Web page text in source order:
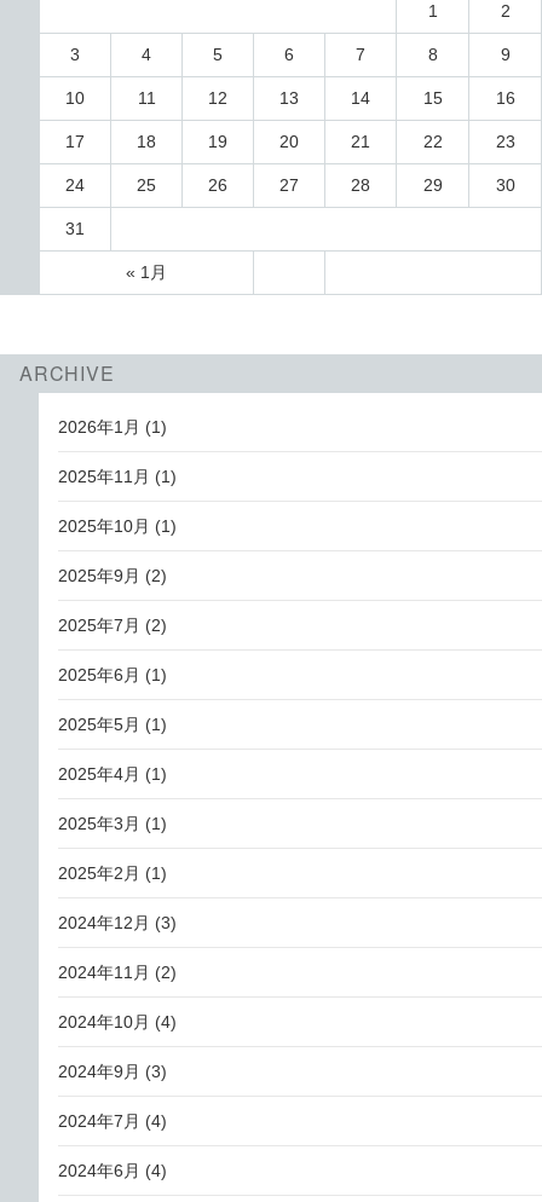
« 1月
1 2
3 4 5 6 7 8 9
10 11 12 13 14 15 16
17 18 19 20 21 22 23
24 25 26 27 28 29 30
31
ARCHIVE
2026年1月 (1)
2025年11月 (1)
2025年10月 (1)
2025年9月 (2)
2025年7月 (2)
2025年6月 (1)
2025年5月 (1)
2025年4月 (1)
2025年3月 (1)
2025年2月 (1)
2024年12月 (3)
2024年11月 (2)
2024年10月 (4)
2024年9月 (3)
2024年7月 (4)
2024年6月 (4)